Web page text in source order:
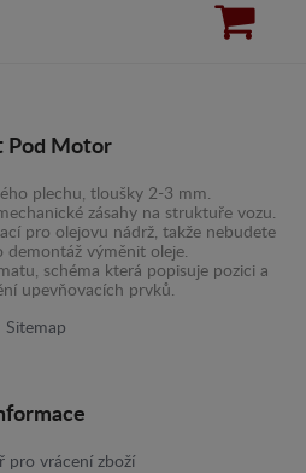
Pod Motor
plechu, tloušky 2-3 mm.
zásahy na struktuře vozu.
pro olejovu nádrž, takže nebudete
demontáž výměnit oleje.
schéma která popisuje pozici a
upevňovacích prvků.
Sitemap
pro vrácení zboží